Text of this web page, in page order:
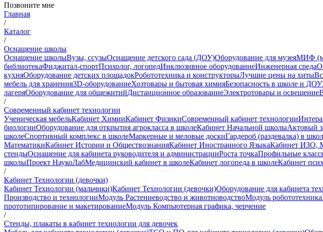
Позвоните мне
Главная
/
Каталог
/
Оснащение школы
Оснащение школыВузы, ссузыОснащение детского сада (ДОУ)Оборудование для музеяМИФ
библиотекаФиджитал-спортПсихолог, логопедИнклюзивное оборудованиеИнженерная среда
кухняОборудование детских площадокРобототехника и конструкторыЛучшие цены на хиты
мебель для хранения3D-оборудованиеХозтовары и бытовая химияБезопасность в школе и ДОУ
лагеряОборудование для общежитийДистанционное образованиеЭлектротовары и освещение
/
Современный кабинет технологии
Ученическая мебельКабинет ХимииКабинет ФизикиСовременный кабинет технологии
биологииОборудование для открытия агрокласса в школеКабинет Начальной школыАктовый
школеСпортивный комплекс в школеМаркерные и меловые доскиГардероб (раздевалка) в
МатематикиКабинет Истории и ОбществознанияКабинет Иностранного ЯзыкаКабинет ИЗО,
стендыОснащение для кабинета руководителя и администрацииРоста точкаПрофильные
школыПроект НаукоЛабМедицинский кабинет в школеКабинет логопеда в школеКабинет
/
Кабинет Технологии (девочки)
Кабинет Технологии (мальчики)Кабинет Технологии (девочки)Оборудование для кабинета
Производство и технологииМодуль Растениеводство и животноводствоМодуль робототехника
прототипирование и макетированиеМодуль Компьютерная графика, черчение
/
Стенды, плакаты в кабинет технологии для девочек